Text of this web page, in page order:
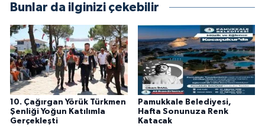
Bunlar da ilginizi çekebilir
10. Çağırgan Yörük Türkmen
Şenliği Yoğun Katılımla
Gerçekleşti
Pamukkale Belediyesi,
Hafta Sonunuza Renk
Katacak